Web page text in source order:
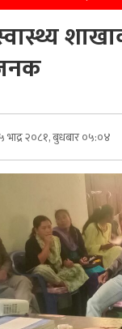
५ भाद्र २०८१, बुधबार ०५:०४